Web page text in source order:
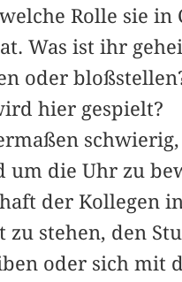
Rolle sie in
Was ist ihr
oder
hier gespielt?
die Uhr zu
der Kollegen
stehen, den
oder sich mit